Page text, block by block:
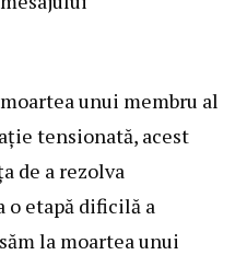
unui membru al
tensionată, acest
de a rezolva
o etapă dificilă a
la moartea unui